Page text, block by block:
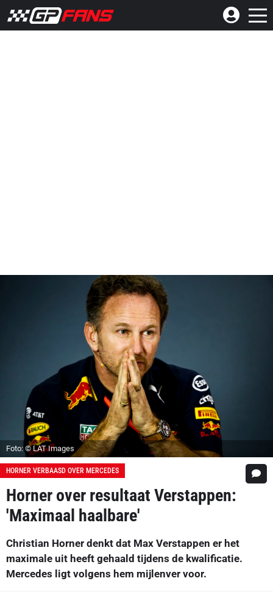
Foto: © LAT Images
HORNER VERBAASD OVER MERCEDES
Horner over resultaat Verstappen:
'Maximaal haalbare'
Christian Horner denkt dat Max Verstappen er het
maximale uit heeft gehaald tijdens de kwalificatie.
Mercedes ligt volgens hem mijlenver voor.